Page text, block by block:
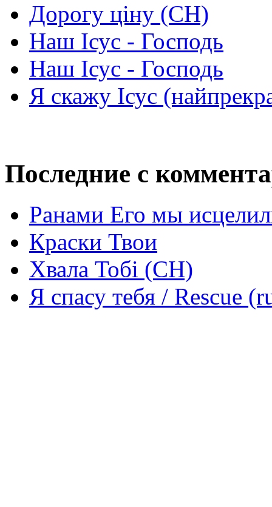
Дорогу ціну (СН)
Наш Ісус - Господь
Наш Ісус - Господь
Я скажу Ісус
Последние с
Ранами Его мы
Краски Твои
Хвала Тобі (СН)
Я спасу тебя / Rescue